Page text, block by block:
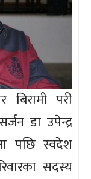
बिरामी परी
डा उपेन्द्र
पछि स्वदेश
सदस्य